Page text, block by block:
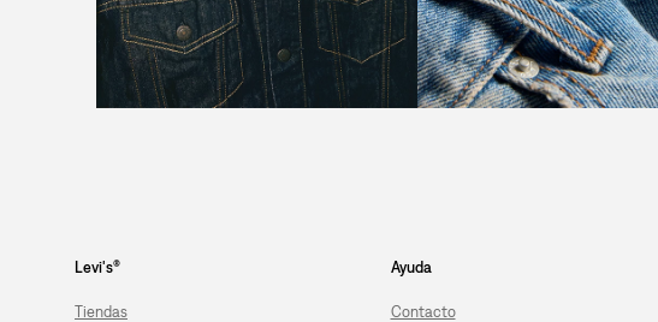
Levi's®
Tiendas
Ayuda
Contacto